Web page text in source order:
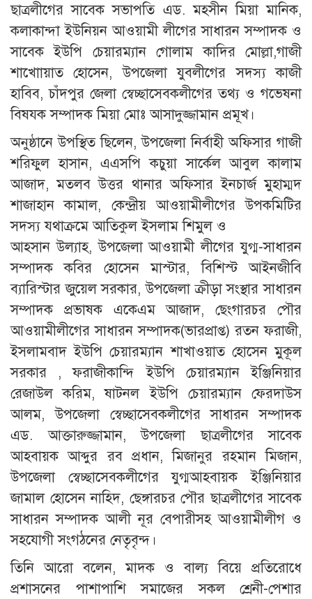
ছাত্রলীগের সাবেক সভাপতি এড. মহসীন মিয়া মানিক,
কলাকান্দা ইউনিয়ন আওয়ামী লীগের সাধারন সম্পাদক ও
সাবেক ইউপি চেয়ারম্যান গোলাম কাদির মোল্লা,গাজী
শাখাোয়াত হোসেন, উপজেলা যুবলীগের সদস্য কাজী
হাবিব, চাঁদপুর জেলা স্বেচ্ছাসেবকলীগের তথ্য ও গভেষনা
বিষযক সম্পাদক মিয়া মোঃ আসাদুজ্জামান প্রমূখ।
অনুষ্ঠানে উপস্থিত ছিলেন, উপজেলা নির্বাহী অফিসার গাজী
শরিফুল হাসান, এএসপি কচুয়া সার্কেল আবুল কালাম
আজাদ, মতলব উত্তর থানার অফিসার ইনচার্জ মুহাম্মদ
শাজাহান কামাল, কেন্দ্রীয় আওয়ামীলীগের উপকমিটির
সদস্য যথাক্রমে আতিকুল ইসলাম শিমুল ও
আহসান উল্যাহ, উপজেলা আওয়ামী লীগের যুগ্ম-সাধারন
সম্পাদক কবির হোসেন মাস্টার, বিশিস্ট আইনজীবি
ব্যারিস্টার জুয়েল সরকার, উপজেলা ক্রীড়া সংস্থার সাধারন
সম্পাদক প্রভাষক একেএম আজাদ, ছেংগারচর পৌর
আওয়ামীলীগের সাধারন সম্পাদক(ভারপ্রাপ্ত) রতন ফরাজী,
ইসলামবাদ ইউপি চেয়ারম্যান শাখাওয়াত হোসেন মুকূল
সরকার , ফরাজীকান্দি ইউপি চেয়ারম্যান ইঞ্জিনিয়ার
রেজাউল করিম, ষাটনল ইউপি চেয়ারম্যান ফেরদাউস
আলম, উপজেলা স্বেচ্ছাসেবকলীগের সাধারন সম্পাদক
এড. আক্তারুজ্জামান, উপজেলা ছাত্রলীগের সাবেক
আহবায়ক আব্দুর রব প্রধান, মিজানুর রহমান মিজান,
উপজেলা স্বেচ্ছাসেবকলীগের যুগ্মআহবায়ক ইঞ্জিনিয়ার
জামাল হোসেন নাহিদ, ছেঙ্গারচর পৌর ছাত্রলীগের সাবেক
সাধারন সম্পাদক আলী নূর বেপারীসহ আওয়ামীলীগ ও
সহযোগী সংগঠনের নেতৃবৃন্দ।
তিনি আরো বলেন, মাদক ও বাল্য বিয়ে প্রতিরোধে
প্রশাসনের পাশাপাশি সমাজের সকল শ্রেনী-পেশার